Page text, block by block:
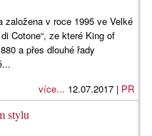
založena v roce 1995 ve Velké
Cotone“, ze které King of
a přes dlouhé řady
více... 12.07.2017 | PR
stylu